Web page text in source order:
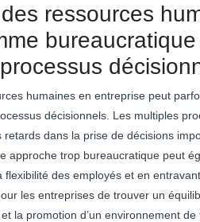
ressources
humaines en entreprise peut
décisionnels. Les multiples
dans la prise de décisions
approche trop bureaucratique peut
flexibilité des employés et en
les entreprises de trouver un
la promotion d’un environnement